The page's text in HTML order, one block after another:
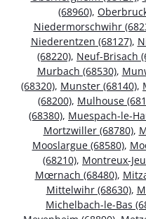
(68960),
Niedermorschwihr
Niederentzen (68127),
(68220), Neuf-Brisach
Murbach (68530),
(68320), Munster (68140),
(68200), Mulhouse
(68380), Muespach-le-
Mortzwiller (68780),
Mooslargue (68580),
(68210), Montreux-
Mœrnach (68480),
Mittelwihr (68630),
Michelbach-le-Bas